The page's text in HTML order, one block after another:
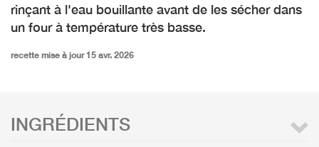
rinçant à l'eau bouillante avant de les sécher dans
un four à température très basse.
recette mise à jour 15 avr. 2026
INGRÉDIENTS